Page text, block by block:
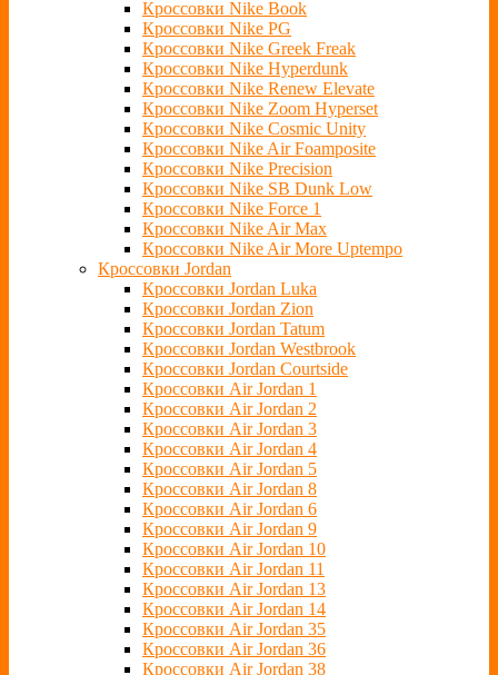
Кроссовки Nike Book
Кроссовки Nike PG
Кроссовки Nike Greek Freak
Кроссовки Nike Hyperdunk
Кроссовки Nike Renew Elevate
Кроссовки Nike Zoom Hyperset
Кроссовки Nike Cosmic Unity
Кроссовки Nike Air Foamposite
Кроссовки Nike Precision
Кроссовки Nike SB Dunk Low
Кроссовки Nike Force 1
Кроссовки Nike Air Max
Кроссовки Nike Air More Uptempo
Кроссовки Jordan
Кроссовки Jordan Luka
Кроссовки Jordan Zion
Кроссовки Jordan Tatum
Кроссовки Jordan Westbrook
Кроссовки Jordan Courtside
Кроссовки Air Jordan 1
Кроссовки Air Jordan 2
Кроссовки Air Jordan 3
Кроссовки Air Jordan 4
Кроссовки Air Jordan 5
Кроссовки Air Jordan 8
Кроссовки Air Jordan 6
Кроссовки Air Jordan 9
Кроссовки Air Jordan 10
Кроссовки Air Jordan 11
Кроссовки Air Jordan 13
Кроссовки Air Jordan 14
Кроссовки Air Jordan 35
Кроссовки Air Jordan 36
Кроссовки Air Jordan 38